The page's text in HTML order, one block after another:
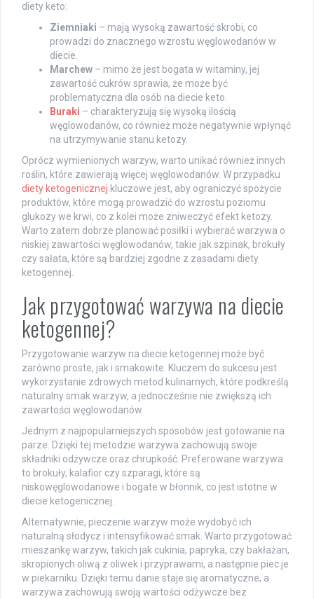
diety keto:
Ziemniaki – mają wysoką zawartość skrobi, co
prowadzi do znacznego wzrostu węglowodanów w
diecie.
Marchew – mimo że jest bogata w witaminy, jej
zawartość cukrów sprawia, że może być
problematyczna dla osób na diecie keto.
Buraki – charakteryzują się wysoką ilością
węglowodanów, co również może negatywnie wpłynąć
na utrzymywanie stanu ketozy.
Oprócz wymienionych warzyw, warto unikać również innych
roślin, które zawierają więcej węglowodanów. W przypadku
diety ketogenicznej kluczowe jest, aby ograniczyć spożycie
produktów, które mogą prowadzić do wzrostu poziomu
glukozy we krwi, co z kolei może zniweczyć efekt ketozy.
Warto zatem dobrze planować posiłki i wybierać warzywa o
niskiej zawartości węglowodanów, takie jak szpinak, brokuły
czy sałata, które są bardziej zgodne z zasadami diety
ketogennej.
Jak przygotować warzywa na diecie
ketogennej?
Przygotowanie warzyw na diecie ketogennej może być
zarówno proste, jak i smakowite. Kluczem do sukcesu jest
wykorzystanie zdrowych metod kulinarnych, które podkreślą
naturalny smak warzyw, a jednocześnie nie zwiększą ich
zawartości węglowodanów.
Jednym z najpopularniejszych sposobów jest gotowanie na
parze. Dzięki tej metodzie warzywa zachowują swoje
składniki odżywcze oraz chrupkość. Preferowane warzywa
to brokuły, kalafior czy szparagi, które są
niskowęglowodanowe i bogate w błonnik, co jest istotne w
diecie ketogenicznej.
Alternatywnie, pieczenie warzyw może wydobyć ich
naturalną słodycz i intensyfikować smak. Warto przygotować
mieszankę warzyw, takich jak cukinia, papryka, czy bakłażan,
skropionych oliwą z oliwek i przyprawami, a następnie piec je
w piekarniku. Dzięki temu danie staje się aromatyczne, a
warzywa zachowują swoją wartości odżywcze bez